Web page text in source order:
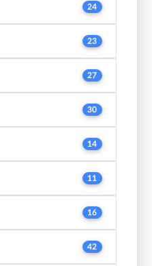
24
23
27
30
14
11
16
42